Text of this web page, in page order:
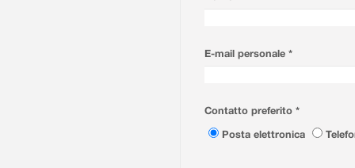
E-mail personale *
Contatto preferito *
Posta elettronica